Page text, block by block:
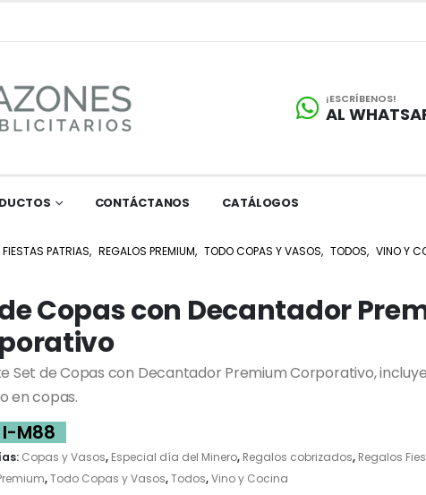
¡ESCRÍBENOS!
AL
CONTÁCTANOS CATÁLOGOS
PATRIAS, REGALOS PREMIUM, TODO COPAS Y VASOS, TODOS, VINO Y
Copas con Decantador
Set de Copas con Decantador Premium Corporativo,
en copas.
I-M88
Copas y Vasos, Especial día del Minero, Regalos cobrizados, Regalos
,Todo Copas y Vasos,Todos,Vino y Cocina